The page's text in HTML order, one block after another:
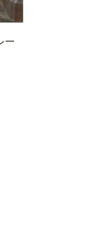
ー